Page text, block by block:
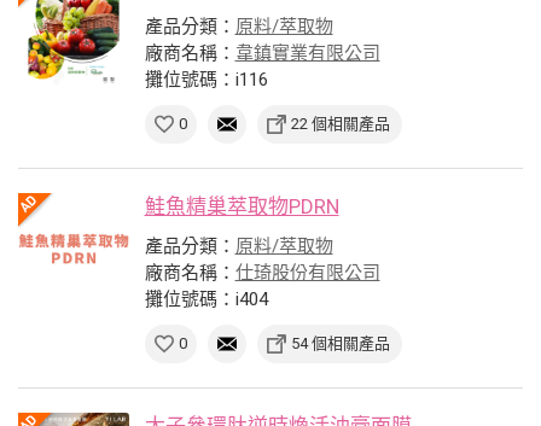
產品分類： 原料/萃取物
廠商名稱： 韋鎮實業有限公司
攤位號碼：i116
0 22 個相關產品
鮭魚精巢萃取物PDRN
產品分類： 原料/萃取物
廠商名稱： 仕琦股份有限公司
攤位號碼：i404
0 54 個相關產品